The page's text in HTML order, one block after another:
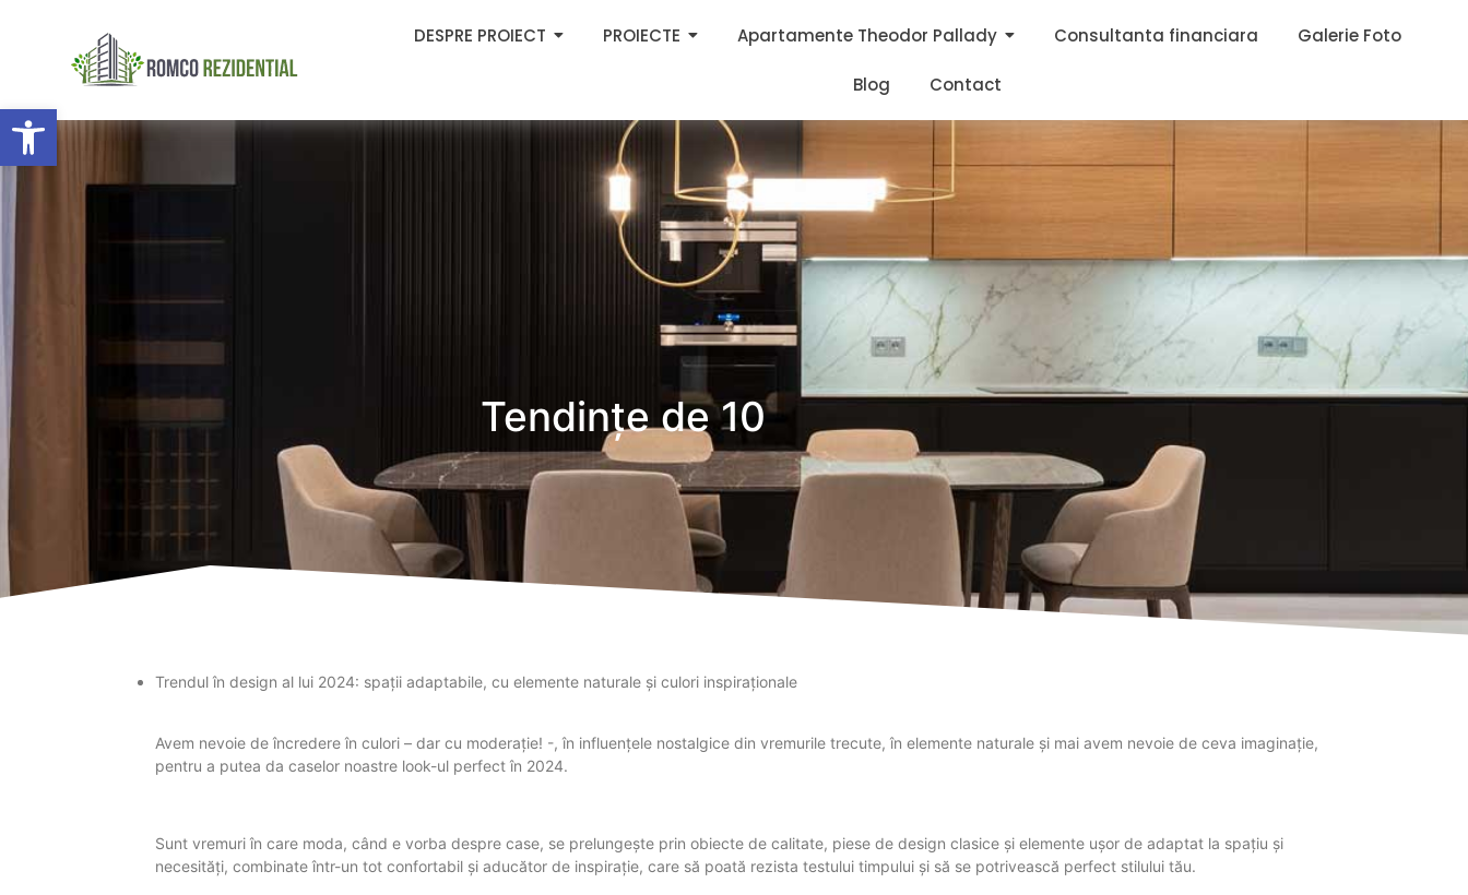
Deschide bara de unelte
DESPRE PROIECT PROIECTE Apartamente Theodor Pallady Consultanta financiara Galerie Foto
Blog Contact
Tendințe de 10
Trendul în design al lui 2024: spații adaptabile, cu elemente naturale și culori inspiraționale
Avem nevoie de încredere în culori – dar cu moderație! -, în influențele nostalgice din vremurile trecute, în elemente naturale și mai avem nevoie de ceva imaginație,
pentru a putea da caselor noastre look-ul perfect în 2024.
Sunt vremuri în care moda, când e vorba despre case, se prelungește prin obiecte de calitate, piese de design clasice și elemente ușor de adaptat la spațiu și
necesități, combinate într-un tot confortabil și aducător de inspirație, care să poată rezista testului timpului și să se potrivească perfect stilului tău.